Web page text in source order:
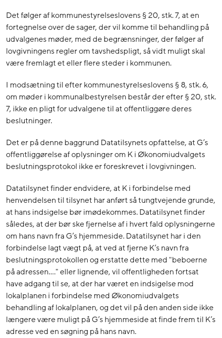
Det følger af kommunestyrelseslovens § 20, stk. 7, at en
fortegnelse over de sager, der vil komme til behandling på
udvalgenes møder, med de begrænsninger, der følger af
lovgivningens regler om tavshedspligt, så vidt muligt skal
være fremlagt et eller flere steder i kommunen.
I modsætning til efter kommunestyrelseslovens § 8, stk. 6,
om møder i kommunalbestyrelsen består der efter § 20, stk.
7, ikke en pligt for udvalgene til at offentliggøre deres
beslutninger.
Det er på denne baggrund Datatilsynets opfattelse, at G’s
offentliggørelse af oplysninger om K i Økonomiudvalgets
beslutningsprotokol ikke er foreskrevet i lovgivningen.
Datatilsynet finder endvidere, at K i forbindelse med
henvendelsen til tilsynet har anført så tungtvejende grunde,
at hans indsigelse bør imødekommes. Datatilsynet finder
således, at der bør ske fjernelse af i hvert fald oplysningerne
om hans navn fra G’s hjemmeside. Datatilsynet har i den
forbindelse lagt vægt på, at ved at fjerne K’s navn fra
beslutningsprotokollen og erstatte dette med "beboerne
på adressen…." eller lignende, vil offentligheden fortsat
have adgang til se, at der har været en indsigelse mod
lokalplanen i forbindelse med Økonomiudvalgets
behandling af lokalplanen, og det vil på den anden side ikke
længere være muligt på G’s hjemmeside at finde frem til K’s
adresse ved en søgning på hans navn.